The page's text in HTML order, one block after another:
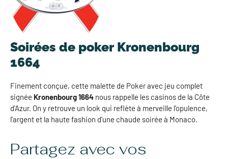
Soirées de poker Kronenbourg
1664
Finement conçue, cette malette de Poker avec jeu complet
signée Kronenbourg 1664 nous rappelle les casinos de la Côte
d'Azur. On y retrouve un look qui reflète à merveille l'opulence,
l'argent et la haute fashion d'une chaude soirée à Monaco.
Partagez avec vos